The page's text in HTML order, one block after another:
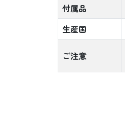
付属品
生産国
ご注意